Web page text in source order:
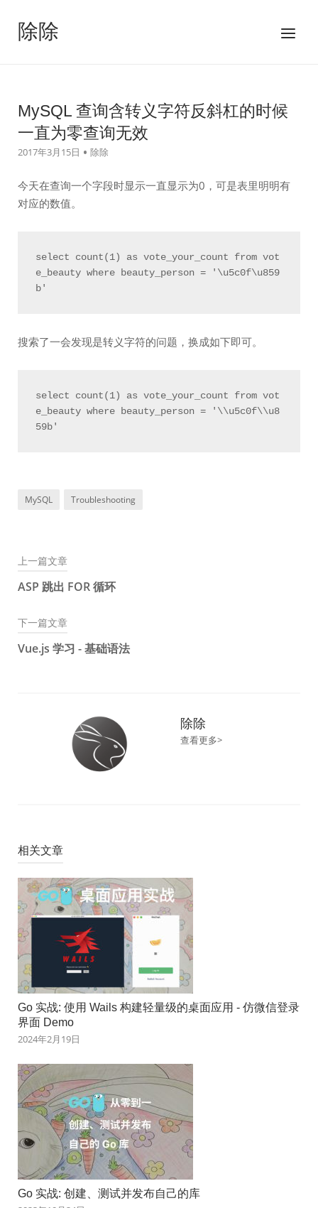
除除
菜
MySQL 查询含转义字符反斜杠的时候
一直为零查询无效
2017年3月15日 除除
今天在查询一个字段时显示一直显示为0，可是表里明明有
对应的数值。
select count(1) as vote_your_count from vot
e_beauty where beauty_person = '\u5c0f\u859
b'
搜索了一会发现是转义字符的问题，换成如下即可。
select count(1) as vote_your_count from vot
e_beauty where beauty_person = '\\u5c0f\\u8
59b'
MySQL Troubleshooting
文
章
导
上一篇文章
ASP 跳出 FOR 循环
下一篇文章
Vue.js 学习 - 基础语法
除除
查看更多>
相关文章
Go 实战: 使用 Wails 构建轻量级的桌面应用 - 仿微信登录
界面 Demo
2024年2月19日
Go 实战: 创建、测试并发布自己的库